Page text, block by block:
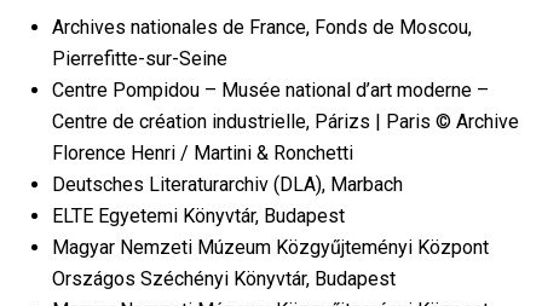
Archives nationales de France, Fonds de Moscou,
Pierrefitte-sur-Seine
Centre Pompidou – Musée national d’art moderne –
Centre de création industrielle, Párizs | Paris © Archive
Florence Henri / Martini & Ronchetti
Deutsches Literaturarchiv (DLA), Marbach
ELTE Egyetemi Könyvtár, Budapest
Magyar Nemzeti Múzeum Közgyűjteményi Központ
Országos Széchényi Könyvtár, Budapest